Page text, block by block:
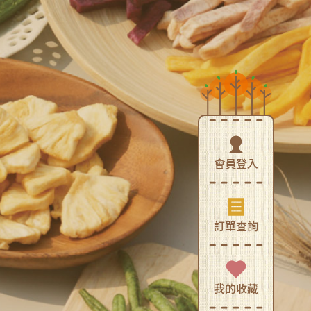
會員登入
訂單查詢
我的收藏